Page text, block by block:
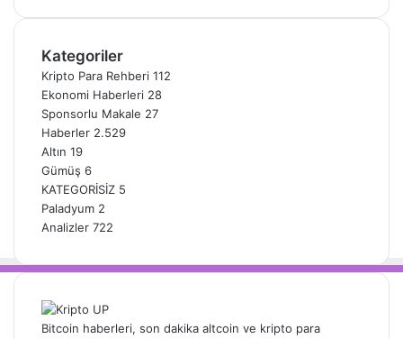
Kategoriler
Kripto Para Rehberi 112
Ekonomi Haberleri 28
Sponsorlu Makale 27
Haberler 2.529
Altın 19
Gümüş 6
KATEGORİSİZ 5
Paladyum 2
Analizler 722
Bitcoin haberleri, son dakika altcoin ve kripto para